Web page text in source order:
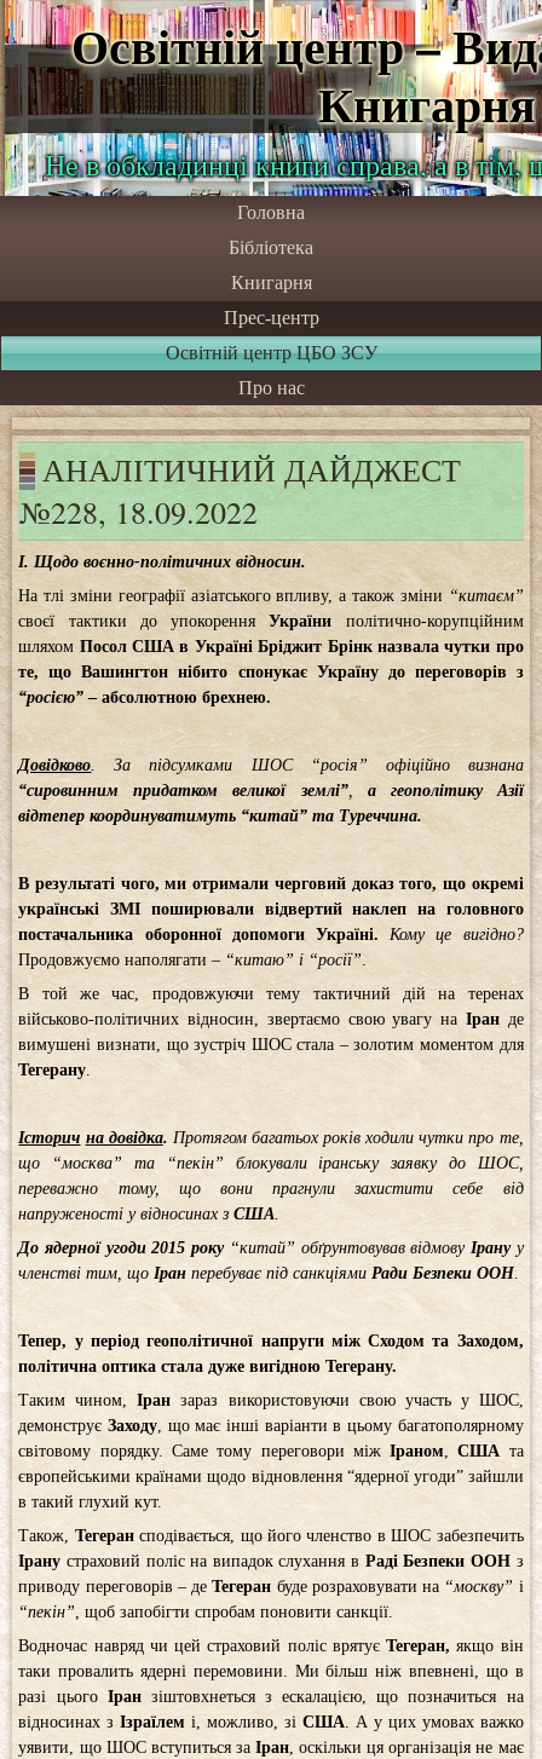
Освітній центр –
Книгарня
Не в обкладинці книги справа, а в
Головна
Бібліотека
Книгарня
Прес-центр
Освітній центр ЦБО ЗСУ
Про нас
АНАЛІТИЧНИЙ ДАЙДЖЕСТ
№228, 18.09.2022
І. Щодо воєнно-політичних відносин.
На тлі зміни географії азіатського впливу, а також зміни “китаєм”
своєї тактики до упокоренняУкраїни політично-корупційним
шляхом Посол США в Україні Бріджит Брінк назвала чутки про
те, що Вашингтон нібито спонукає Україну до переговорів з
“росією” – абсолютною брехнею.
Довідково . За підсумками ШОС “росія” офіційно визнана
“сировинним придатком великої землі”, а
геополітику Азії
відтепер координуватимуть “китай” та Туреччина.
В результаті чого, ми отримали черговий доказ того, що окремі
українські ЗМІ поширювали відвертий наклеп на головного
постачальника оборонної допомоги Україні.
Кому це вигідно?
Продовжуємо наполягати – “китаю” і “росії”
В той же час, продовжуючи тему тактичний дій на теренах
військово-політичних відносин, звертаємо свою увагу на Іранде
вимушені визнати, що зустріч ШОС стала – золотим моментом для
Тегерану
Історич на довідка. Протягом багатьох років ходили чутки про те,
що “москва” та “пекін” блокували іранську заявку до ШОС,
переважно тому, що вони прагнули захистити себе від
напруженості у відносинах зСША
До ядерної угоди 2015 року“китай” обґрунтовував відмову Ірануу
членстві тим, що Іран перебуває під санкціями Ради Безпеки ООН.
Тепер, у період геополітичної напруги між Сходом та Заходом,
політична оптика стала дуже вигідною Тегерану.
Таким чином,Іран зараз використовуючи свою участь у ШОС,
демонструєЗаходу , що має інші варіанти в цьому багатополярному
світовому порядку. Саме тому переговори міжІраном ,США та
європейськими країнами щодо відновлення “ядерної угоди” зайшли
в такий глухий кут.
Також, Тегерансподівається, що його членство в ШОС забезпечить
Ірану страховий поліс на випадок слухання в Раді Безпеки ООНз
приводу переговорів – деТегеран буде розраховувати на “москву” і
“пекін” , щоб запобігти спробам поновити санкції.
Водночас навряд чи цей страховий поліс врятуєТегеран, якщо він
таки провалить ядерні перемовини. Ми більш ніж впевнені, що в
разі цього Іранзіштовхнеться з ескалацією, що позначиться на
відносинах зІзраїлем і, можливо, зі США. А у цих умовах важко
уявити, що ШОС вступиться за Іран , оскільки ця організація не має